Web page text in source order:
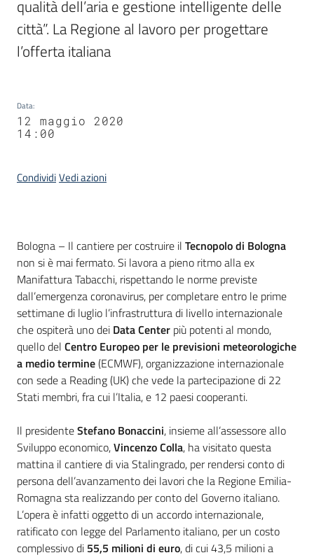
qualità dell’aria e gestione intelligente delle
città”. La Regione al lavoro per progettare
l’offerta italiana
Data:
12 maggio 2020
14:00
CondividiVedi azioni
Contenuto
Bologna – Il cantiere per costruire il Tecnopolo di Bologna
non si è mai fermato. Si lavora a pieno ritmo alla ex
Manifattura Tabacchi, rispettando le norme previste
dall’emergenza coronavirus, per completare entro le prime
settimane di luglio l’infrastruttura di livello internazionale
che ospiterà uno dei Data Center più potenti al mondo,
quello del Centro Europeo per le previsioni meteorologiche
a medio termine(ECMWF), organizzazione internazionale
con sede a Reading (UK) che vede la partecipazione di 22
Stati membri, fra cui l’Italia, e 12 paesi cooperanti.
Il presidenteStefano Bonaccini, insieme all’assessore allo
Sviluppo economico,Vincenzo Colla, ha visitato questa
mattina il cantiere di via Stalingrado, per rendersi conto di
persona dell’avanzamento dei lavori che la Regione Emilia-
Romagna sta realizzando per conto del Governo italiano.
L’opera è infatti oggetto di un accordo internazionale,
ratificato con legge del Parlamento italiano, per un costo
complessivo di 55,5 milioni di euro, di cui 43,5 milioni a